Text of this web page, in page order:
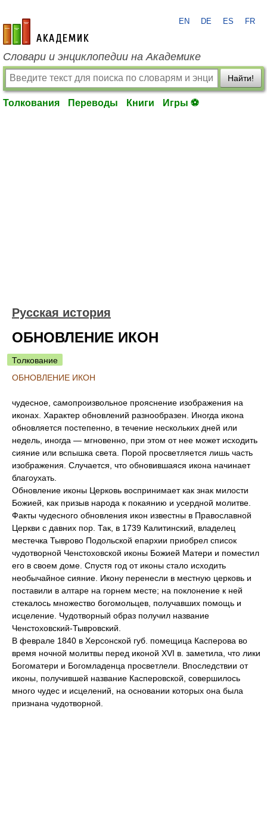
academic.ru
EN DE ES FR
Словари и энциклопедии на Академике
Найти!
Толкования Переводы Книги Игры ⚽
Русская история
ОБНОВЛЕНИЕ ИКОН
Толкование
ОБНОВЛЕНИЕ ИКОН
чудесное, самопроизвольное прояснение изображения на
иконах. Характер обновлений разнообразен. Иногда икона
обновляется постепенно, в течение нескольких дней или
недель, иногда — мгновенно, при этом от нее может исходить
сияние или вспышка света. Порой просветляется лишь часть
изображения. Случается, что обновившаяся икона начинает
благоухать.
Обновление иконы Церковь воспринимает как знак милости
Божией, как призыв народа к покаянию и усердной молитве.
Факты чудесного обновления икон известны в Православной
Церкви с давних пор. Так, в 1739 Калитинский, владелец
местечка Тыврово Подольской епархии приобрел список
чудотворной Ченстоховской иконы Божией Матери и поместил
его в своем доме. Спустя год от иконы стало исходить
необычайное сияние. Икону перенесли в местную церковь и
поставили в алтаре на горнем месте; на поклонение к ней
стекалось множество богомольцев, получавших помощь и
исцеление. Чудотворный образ получил название
Ченстоховский-Тывровский.
В феврале 1840 в Херсонской губ. помещица Касперова во
время ночной молитвы перед иконой XVI в. заметила, что лики
Богоматери и Богомладенца просветлели. Впоследствии от
иконы, получившей название Касперовской, совершилось
много чудес и исцелений, на основании которых она была
признана чудотворной.